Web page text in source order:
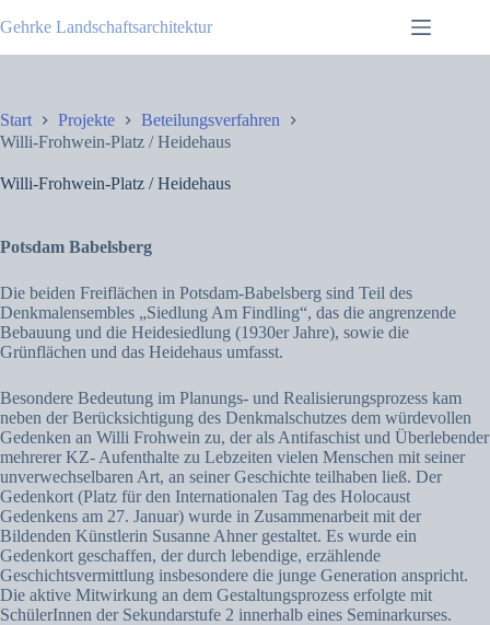
Inhalt
Gehrke Landschaftsarchitektur
Start Projekte
Beteilungsverfahren
Willi-Frohwein-Platz / Heidehaus
Willi-Frohwein-Platz / Heidehaus
Potsdam Babelsberg
Die beiden Freiflächen in Potsdam-Babelsberg sind Teil des
Denkmalensembles „Siedlung Am Findling“, das die angrenzende
Bebauung und die Heidesiedlung (1930er Jahre), sowie die
Grünflächen und das Heidehaus umfasst.
Besondere Bedeutung im Planungs- und Realisierungsprozess kam
neben der Berücksichtigung des Denkmalschutzes dem würdevollen
Gedenken an Willi Frohwein zu, der als Antifaschist und Überlebender
mehrerer KZ- Aufenthalte zu Lebzeiten vielen Menschen mit seiner
unverwechselbaren Art, an seiner Geschichte teilhaben ließ. Der
Gedenkort (Platz für den Internationalen Tag des Holocaust
Gedenkens am 27. Januar) wurde in Zusammenarbeit mit der
Bildenden Künstlerin Susanne Ahner gestaltet. Es wurde ein
Gedenkort geschaffen, der durch lebendige, erzählende
Geschichtsvermittlung insbesondere die junge Generation anspricht.
Die aktive Mitwirkung an dem Gestaltungsprozess erfolgte mit
SchülerInnen der Sekundarstufe 2 innerhalb eines Seminarkurses.